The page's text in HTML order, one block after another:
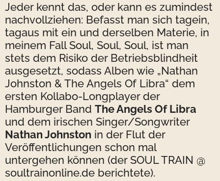
Jeder kennt das, oder kann es zumindest
nachvollziehen: Befasst man sich tagein,
tagaus mit ein und derselben Materie, in
meinem Fall Soul, Soul, Soul, ist man
stets dem Risiko der Betriebsblindheit
ausgesetzt, sodass Alben wie „Nathan
Johnston & The Angels Of Libra“ dem
ersten Kollabo-Longplayer der
Hamburger Band The Angels Of Libra
und dem irischen Singer/Songwriter
Nathan Johnston in der Flut der
Veröffentlichungen schon mal
untergehen können (der SOUL TRAIN @
soultrainonline.de berichtete).